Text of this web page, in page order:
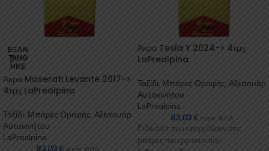
ΕΞΑΝ
ΤΛΉΘ
ΗΚΕ
Άκρα Maserati Levante 2017->
4τμχ LaPrealpina
Ταξίδι, Μπάρες Οροφής Αξεσουάρ
Αυτοκινήτου
LaPrealpina
83,03€ συμπ. ΦΠΑ
Άκρα Tesla Y 2024-> 4τμχ
LaPrealpina
Ταξίδι Μπάρες Οροφής Αξεσουάρ
Αυτοκινήτου
LaPrealpina
83,03€ συμπ. ΦΠΑ
Ειδικά kit που εφαρμόζουν στις
μπάρες του εργοστασίου